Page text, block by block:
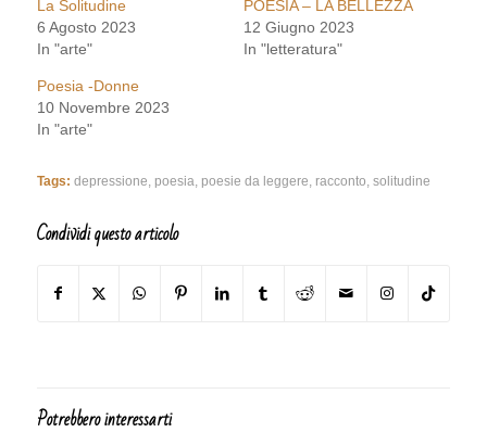
La Solitudine
6 Agosto 2023
In "arte"
POESIA – LA BELLEZZA
12 Giugno 2023
In "letteratura"
Poesia -Donne
10 Novembre 2023
In "arte"
Tags: depressione poesia poesie da leggere racconto solitudine
Condividi questo articolo
Potrebbero interessarti